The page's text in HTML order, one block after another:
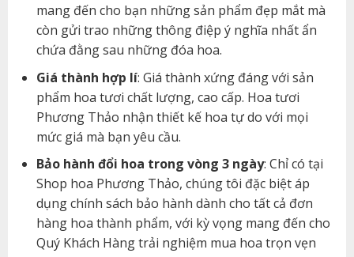
mang đến cho bạn những sản phẩm đẹp mắt mà
còn gửi trao những thông điệp ý nghĩa nhất ẩn
chứa đằng sau những đóa hoa.
Giá thành hợp lí: Giá thành xứng đáng với sản
phẩm hoa tươi chất lượng, cao cấp. Hoa tươi
Phương Thảo nhận thiết kế hoa tự do với mọi
mức giá mà bạn yêu cầu.
Bảo hành đổi hoa trong vòng 3 ngày: Chỉ có tại
Shop hoa Phương Thảo, chúng tôi đặc biệt áp
dụng chính sách bảo hành dành cho tất cả đơn
hàng hoa thành phẩm, với kỳ vọng mang đến cho
Quý Khách Hàng trải nghiệm mua hoa trọn vẹn